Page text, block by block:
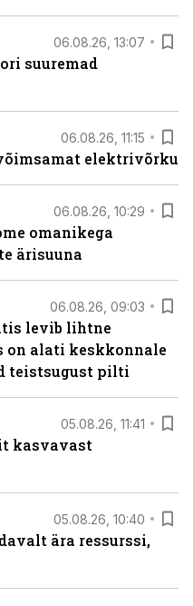
06.08.26, 13:07
suuremad
06.08.26, 11:15
elektrivõrku
06.08.26, 10:29
omanikega
ärisuuna
06.08.26, 09:03
levib lihtne
on alati keskkonnale
teistsugust pilti
05.08.26, 11:41
kasvavast
05.08.26, 10:40
ära ressurssi,